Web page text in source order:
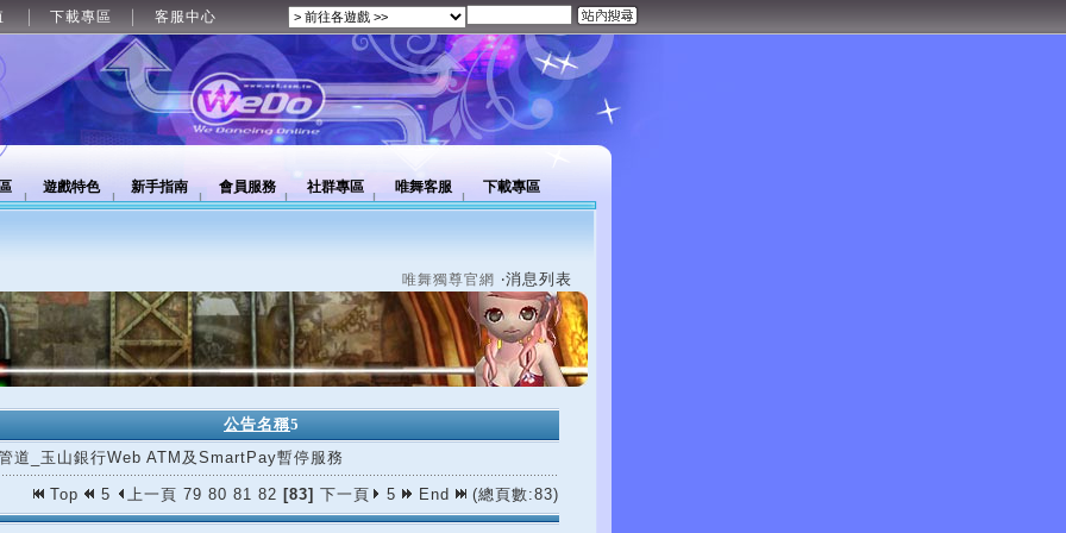
下載專區 客服中心
遊戲特色 新手指南 會員服務 社群專區 唯舞客服 下載專區
唯舞獨尊官網 ‧消息列表
公告名稱5
道_玉山銀行Web ATM及SmartPay暫停服務
Top 5 上一頁 79 80 81 82 [83] 下一頁 5 End (總頁數:83)